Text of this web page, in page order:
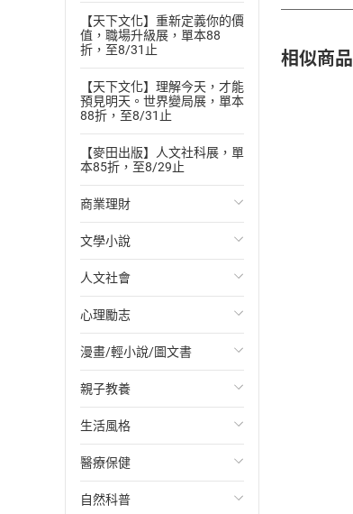
【天下文化】重新定義你的價
值，職場升級展，單本88
折，至8/31止
【天下文化】理解今天，才能
預見明天。世界變局展，單本
88折，至8/31止
【麥田出版】人文社科展，單
本85折，至8/29止
商業理財
投資理財
經濟/趨勢
財務/金融
管理/領導
職場工作術
成功法
行銷/廣告
傳記
文學小說
歐美文學
日本文學
韓國文學
華文文學
經典文學
成長/家庭生活小說
懸疑/推理小說
人文社會
國際關係
政治
社會科學
台灣/中國歷史
日/韓歷史
其他歷史/史學
心理勵志
心靈成長/情緒
人際關係
兩性關係
心理學
漫畫/輕小說/圖文書
輕小說
奇幻/科幻
愛情故事
職場/社會寫實
親子教養
教育現場
兒童文學/故事
兒童科普/學習
生活風格
飲食/食譜
健身/美顏
醫療保健
健康/養生
自然科普
相似商品